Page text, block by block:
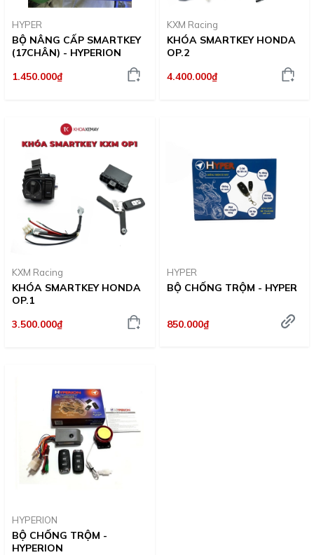
HYPER
BỘ NÂNG CẤP SMARTKEY
(17CHÂN) - HYPERION
1.450.000₫
KXM Racing
KHÓA SMARTKEY HONDA
OP.2
4.400.000₫
KXM Racing
KHÓA SMARTKEY HONDA
OP.1
3.500.000₫
HYPER
BỘ CHỐNG TRỘM - HYPER
850.000₫
HYPERION
BỘ CHỐNG TRỘM -
HYPERION